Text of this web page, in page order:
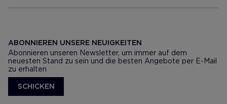
ABONNIEREN UNSERE NEUIGKEITEN
Abonnieren unseren Newsletter, um immer auf dem
neuesten Stand zu sein und die besten Angebote per E-Mail
zu erhalten
SCHICKEN